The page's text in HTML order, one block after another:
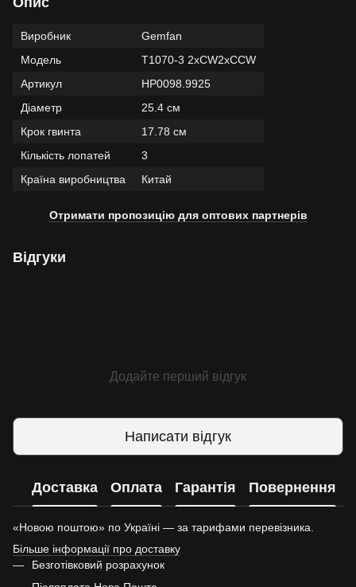
Виробник
Gemfan
Модель
T1070-3 2xCW2xCCW
Артикул
HP0098.9925
Діаметр
25.4 см
Крок гвинта
17.78 см
Кількість лопатей
3
Країна виробництва
Китай
Отримати пропозицію для оптових партнерів
Відгуки
Додайте перший відгук
Написати відгук
Доставка Оплата Гарантія Повернення
«Новою поштою» по Україні — за тарифами перевізника.
Більше інформації про доставку
Безготівковий розрахунок